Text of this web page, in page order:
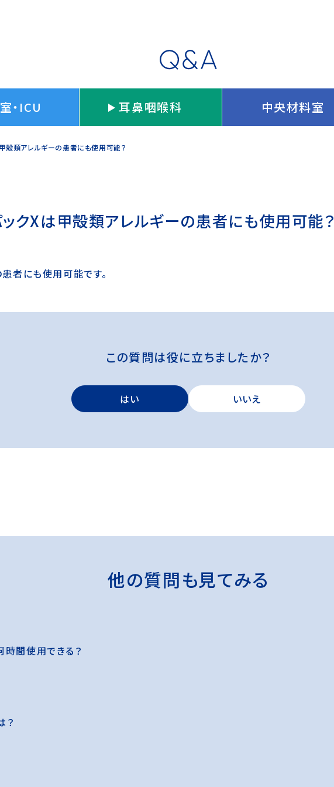
・ICU 耳鼻咽喉科 中央材料室
殻類アレルギーの患者にも使用可能？
ックXは甲殻類アレルギーの患者にも使用可能？
者にも使用可能です。
この質問は役に立ちましたか？
はい いいえ
他の質問も見てみる
間使用できる？
？